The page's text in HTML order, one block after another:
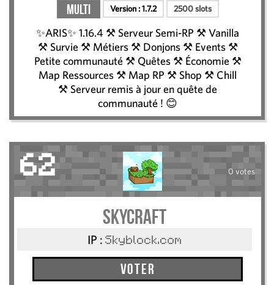
Multi Version :1.7.2 2500 slots
✨ARIS✨ 1.16.4 ⚒ Serveur Semi-RP ⚒ Vanilla
⚒ Survie ⚒ Métiers ⚒ Donjons ⚒ Events ⚒
Petite communauté ⚒ Quêtes ⚒ Économie ⚒
Map Ressources ⚒ Map RP ⚒ Shop ⚒ Chill
⚒ Serveur remis à jour en quête de
communauté ! 😊
62 0 votes
skycraft
IP : Skyblock.com
Voter